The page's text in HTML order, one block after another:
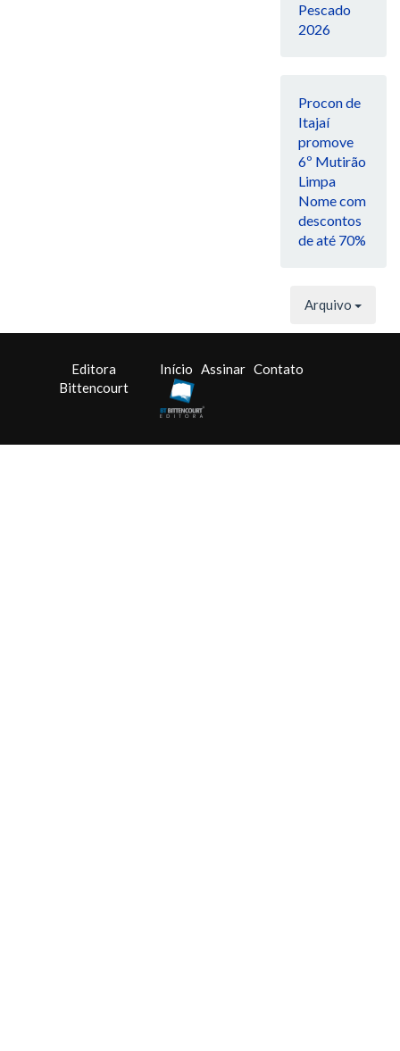
Pescado
2026
Procon de
Itajaí
promove
6º Mutirão
Limpa
Nome com
descontos
de até 70%
Arquivo
Editora
Bittencourt
Início Assinar Contato